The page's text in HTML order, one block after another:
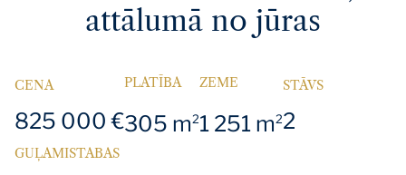
attālumā no jūras
CENA
825 000 €
PLATĪBA
305 m2
ZEME
1 251 m2
STĀVS
2
GUĻAMISTABAS